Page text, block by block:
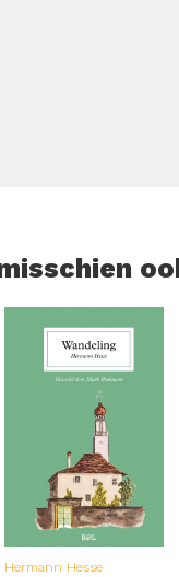
Hermann Hesse